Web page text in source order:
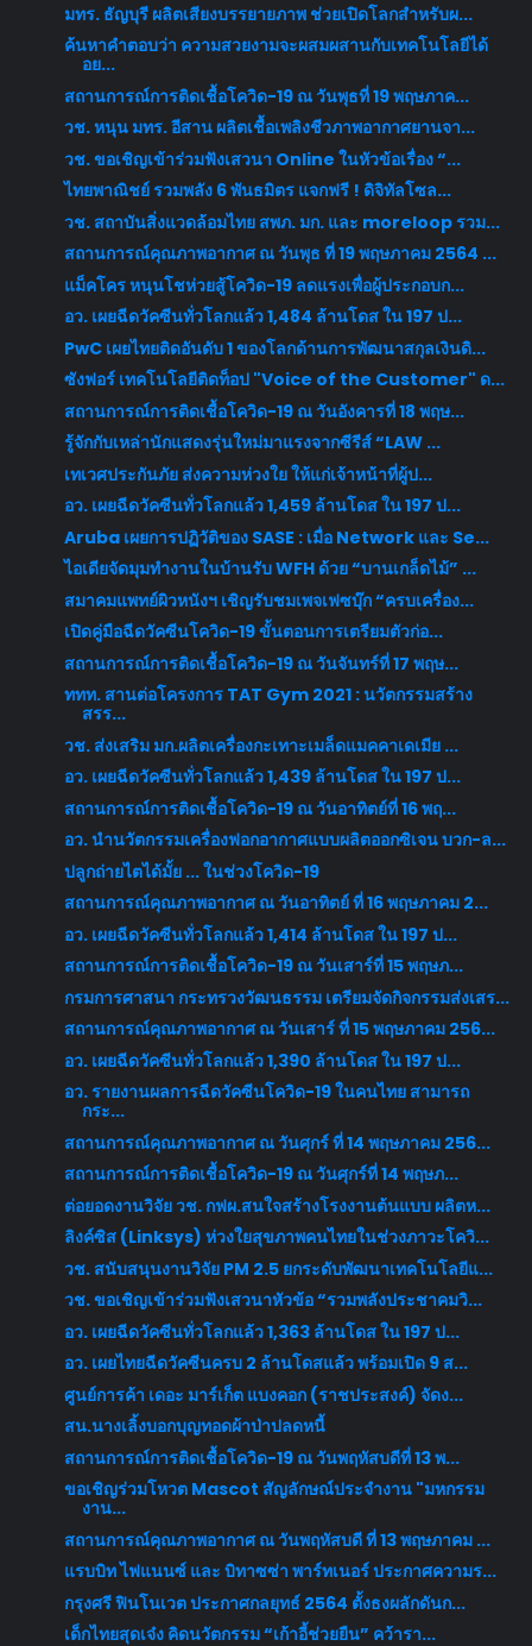
มทร. ธัญบุรี ผลิตเสียงบรรยายภาพ ช่วยเปิดโลกสำหรับผ...
ค้นหาคำตอบว่า ความสวยงามจะผสมผสานกับเทคโนโลยีได้
อย...
สถานการณ์การติดเชื้อโควิด-19 ณ วันพุธที่ 19 พฤษภาค...
วช. หนุน มทร. อีสาน ผลิตเชื้อเพลิงชีวภาพอากาศยานจา...
วช. ขอเชิญเข้าร่วมฟังเสวนา Online ในหัวข้อเรื่อง “...
ไทยพาณิชย์ รวมพลัง 6 พันธมิตร แจกฟรี ! ดิจิทัลโซล...
วช. สถาบันสิ่งแวดล้อมไทย สพภ. มก. และ moreloop รวม...
สถานการณ์คุณภาพอากาศ ณ วันพุธ ที่ 19 พฤษภาคม 2564 ...
แม็คโคร หนุนโชห่วยสู้โควิด-19 ลดแรงเพื่อผู้ประกอบก...
อว. เผยฉีดวัคซีนทั่วโลกแล้ว 1,484 ล้านโดส ใน 197 ป...
PwC เผยไทยติดอันดับ 1 ของโลกด้านการพัฒนาสกุลเงินดิ...
ซังฟอร์ เทคโนโลยีติดท็อป "Voice of the Customer" ด...
สถานการณ์การติดเชื้อโควิด-19 ณ วันอังคารที่ 18 พฤษ...
รู้จักกับเหล่านักแสดงรุ่นใหม่มาแรงจากซีรีส์ “LAW ...
เทเวศประกันภัย ส่งความห่วงใย ให้แก่เจ้าหน้าที่ผู้ป...
อว. เผยฉีดวัคซีนทั่วโลกแล้ว 1,459 ล้านโดส ใน 197 ป...
Aruba เผยการปฏิวัติของ SASE : เมื่อ Network และ Se...
ไอเดียจัดมุมทำงานในบ้านรับ WFH ด้วย “บานเกล็ดไม้” ...
สมาคมแพทย์ผิวหนังฯ เชิญรับชมเพจเฟซบุ๊ก “ครบเครื่อง...
เปิดคู่มือฉีดวัคซีนโควิด-19 ขั้นตอนการเตรียมตัวก่อ...
สถานการณ์การติดเชื้อโควิด-19 ณ วันจันทร์ที่ 17 พฤษ...
ททท. สานต่อโครงการ TAT Gym 2021 : นวัตกรรมสร้าง
สรร...
วช. ส่งเสริม มก.ผลิตเครื่องกะเทาะเมล็ดแมคคาเดเมีย ...
อว. เผยฉีดวัคซีนทั่วโลกแล้ว 1,439 ล้านโดส ใน 197 ป...
สถานการณ์การติดเชื้อโควิด-19 ณ วันอาทิตย์ที่ 16 พฤ...
อว. นำนวัตกรรมเครื่องฟอกอากาศแบบผลิตออกซิเจน บวก-ล...
ปลูกถ่ายไตได้มั้ย ... ในช่วงโควิด-19
สถานการณ์คุณภาพอากาศ ณ วันอาทิตย์ ที่ 16 พฤษภาคม 2...
อว. เผยฉีดวัคซีนทั่วโลกแล้ว 1,414 ล้านโดส ใน 197 ป...
สถานการณ์การติดเชื้อโควิด-19 ณ วันเสาร์ที่ 15 พฤษภ...
กรมการศาสนา กระทรวงวัฒนธรรม เตรียมจัดกิจกรรมส่งเสร...
สถานการณ์คุณภาพอากาศ ณ วันเสาร์ ที่ 15 พฤษภาคม 256...
อว. เผยฉีดวัคซีนทั่วโลกแล้ว 1,390 ล้านโดส ใน 197 ป...
อว. รายงานผลการฉีดวัคซีนโควิด-19 ในคนไทย สามารถ
กระ...
สถานการณ์คุณภาพอากาศ ณ วันศุกร์ ที่ 14 พฤษภาคม 256...
สถานการณ์การติดเชื้อโควิด-19 ณ วันศุกร์ที่ 14 พฤษภ...
ต่อยอดงานวิจัย วช. กฟผ.สนใจสร้างโรงงานต้นแบบ ผลิตห...
ลิงค์ซิส (Linksys) ห่วงใยสุขภาพคนไทยในช่วงภาวะโควิ...
วช. สนับสนุนงานวิจัย PM 2.5 ยกระดับพัฒนาเทคโนโลยีแ...
วช. ขอเชิญเข้าร่วมฟังเสวนาหัวข้อ “รวมพลังประชาคมวิ...
อว. เผยฉีดวัคซีนทั่วโลกแล้ว 1,363 ล้านโดส ใน 197 ป...
อว. เผยไทยฉีดวัคซีนครบ 2 ล้านโดสแล้ว พร้อมเปิด 9 ส...
ศูนย์การค้า เดอะ มาร์เก็ต แบงคอก (ราชประสงค์) จัดง...
สน.นางเลิ้งบอกบุญทอดผ้าป่าปลดหนี้
สถานการณ์การติดเชื้อโควิด-19 ณ วันพฤหัสบดีที่ 13 พ...
ขอเชิญร่วมโหวต Mascot สัญลักษณ์ประจำงาน "มหกรรม
งาน...
สถานการณ์คุณภาพอากาศ ณ วันพฤหัสบดี ที่ 13 พฤษภาคม ...
แรบบิท ไฟแนนซ์ และ บิทาซซ่า พาร์ทเนอร์ ประกาศความร...
กรุงศรี ฟินโนเวต ประกาศกลยุทธ์ 2564 ตั้งธงผลักดันก...
เด็กไทยสุดเจ๋ง คิดนวัตกรรม “เก้าอี้ช่วยยืน” คว้ารา...